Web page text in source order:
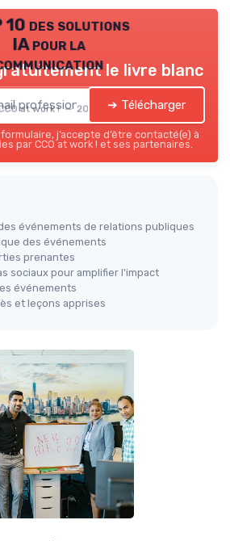
10 des solutions
IA pour la
at work ! — 2026
le livre blanc
➔ Télécharger
j’accepte d’être contacté(e) à
par CCO at work ! et ses partenaires.
événements de relations publiques
des événements
prenantes
sociaux pour amplifier l'impact
événements
et leçons apprises